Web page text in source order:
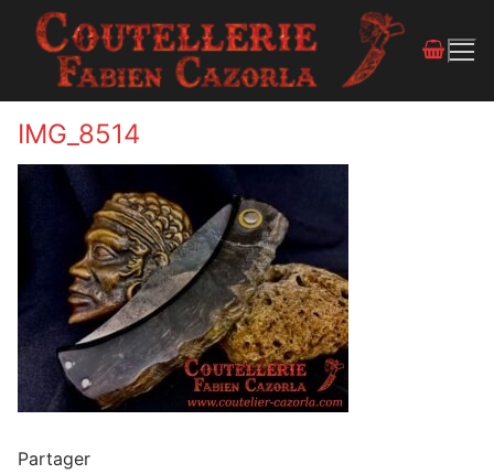
IMG_8514
Partager